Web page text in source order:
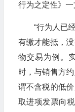
行为之定性》一
“行为人已
有缴才能抵，
物交易为例。
时，与销售方
谓不含税的低
取进项发票向